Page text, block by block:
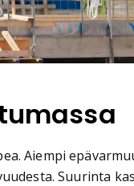
Aiempi
Suurinta